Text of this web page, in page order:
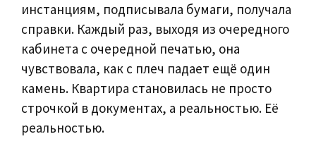
инстанциям, подписывала бумаги, получала
справки. Каждый раз, выходя из очередного
кабинета с очередной печатью, она
чувствовала, как с плеч падает ещё один
камень. Квартира становилась не просто
строчкой в документах, а реальностью. Её
реальностью.